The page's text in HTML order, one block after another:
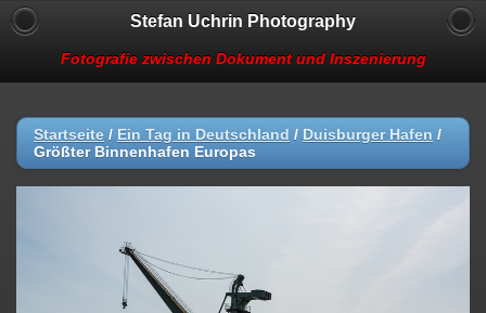
Stefan Uchrin Photography
Fotografie zwischen Dokument und Inszenierung
Startseite / Ein Tag in Deutschland / Duisburger Hafen /
Größter Binnenhafen Europas